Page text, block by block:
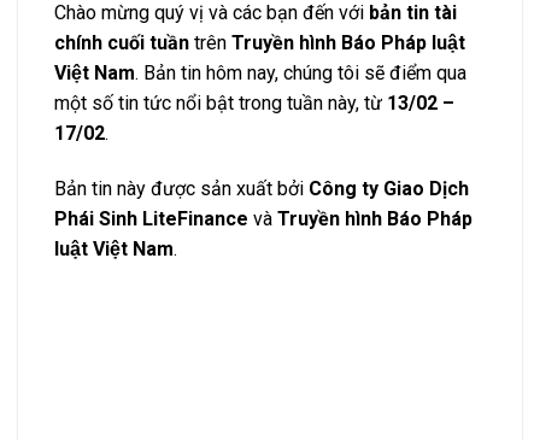
Chào mừng quý vị và các bạn đến với bản tin tài
chính cuối tuần trên Truyền hình Báo Pháp luật
Việt Nam. Bản tin hôm nay, chúng tôi sẽ điểm qua
một số tin tức nổi bật trong tuần này, từ 13/02 –
17/02.
Bản tin này được sản xuất bởi Công ty Giao Dịch
Phái Sinh LiteFinance và Truyền hình Báo Pháp
luật Việt Nam.